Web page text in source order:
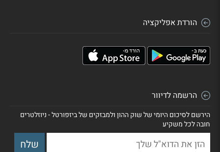
הורדת אפליקציה
הרשמה לדיוור
הירשם לסיכום היומי של שוק ההון ולמבזקים של ביזפורטל - ניוזלטרים
חובה לכל משקיע